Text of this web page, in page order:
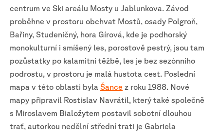
centrum ve Ski areálu Mosty u Jablunkova. Závod
proběhne v prostoru obchvat Mostů, osady Polgroň,
Bařiny, Studeničný, hora Gírová, kde je podhorský
monokulturní i smíšený les, porostově pestrý, jsou tam
pozůstatky po kalamitní těžbě, les je bez sezónního
podrostu, v prostoru je malá hustota cest. Poslední
mapa v této oblasti byla Šance z roku 1988. Nové
mapy připravil Rostislav Navrátil, který také společně
s Miroslavem Bialožytem postavil sobotní dlouhou
trať, autorkou nedělní střední trati je Gabriela